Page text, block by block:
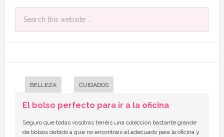
BELLEZA CUIDADOS
El bolso perfecto para ir a la oficina
Seguro que todas vosotras tenéis una colección bastante grande
de bolsos debido a que no encontráis el adecuado para la oficina y